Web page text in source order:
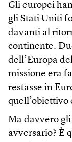
Gli europei
gli Stati Uniti
davanti al
continente.
dell’Europa
missione era
restasse in
Ma davvero
avversario? È